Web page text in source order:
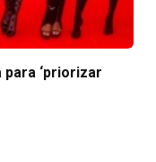
para ‘priorizar